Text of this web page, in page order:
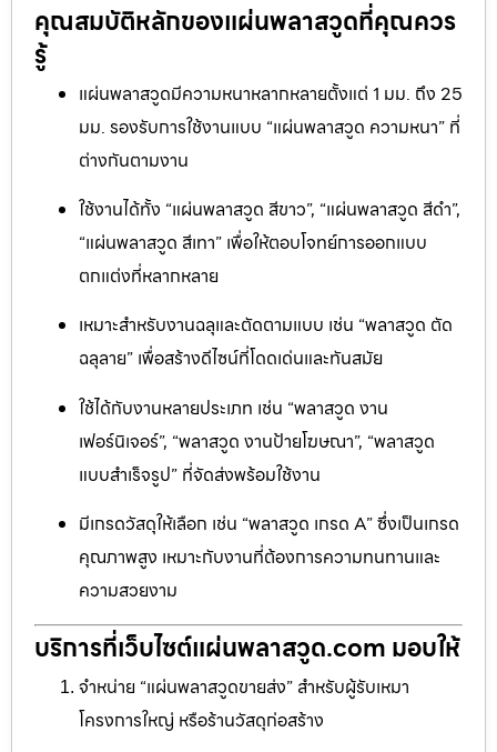
คุณสมบัติหลักของแผ่นพลาสวูดที่คุณควร
รู้
แผ่นพลาสวูดมีความหนาหลากหลายตั้งแต่ 1 มม. ถึง 25
มม. รองรับการใช้งานแบบ “แผ่นพลาสวูด ความหนา” ที่
ต่างกันตามงาน
ใช้งานได้ทั้ง “แผ่นพลาสวูด สีขาว”, “แผ่นพลาสวูด สีดำ”,
“แผ่นพลาสวูด สีเทา” เพื่อให้ตอบโจทย์การออกแบบ
ตกแต่งที่หลากหลาย
เหมาะสำหรับงานฉลุและตัดตามแบบ เช่น “พลาสวูด ตัด
ฉลุลาย” เพื่อสร้างดีไซน์ที่โดดเด่นและทันสมัย
ใช้ได้กับงานหลายประเภท เช่น “พลาสวูด งาน
เฟอร์นิเจอร์”, “พลาสวูด งานป้ายโฆษณา”, “พลาสวูด
แบบสำเร็จรูป” ที่จัดส่งพร้อมใช้งาน
มีเกรดวัสดุให้เลือก เช่น “พลาสวูด เกรด A” ซึ่งเป็นเกรด
คุณภาพสูง เหมาะกับงานที่ต้องการความทนทานและ
ความสวยงาม
บริการที่เว็บไซต์แผ่นพลาสวูด.com มอบให้
จำหน่าย “แผ่นพลาสวูดขายส่ง” สำหรับผู้รับเหมา
โครงการใหญ่ หรือร้านวัสดุก่อสร้าง